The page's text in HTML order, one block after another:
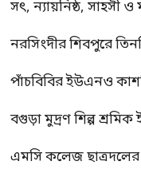
সৎ, ন্যায়নিষ্ঠ, সাহসী
নরসিংদীর শিবপুরে
পাঁচবিবির ইউএনও
বগুড়া মুদ্রণ শিল্প
এমসি কলেজ